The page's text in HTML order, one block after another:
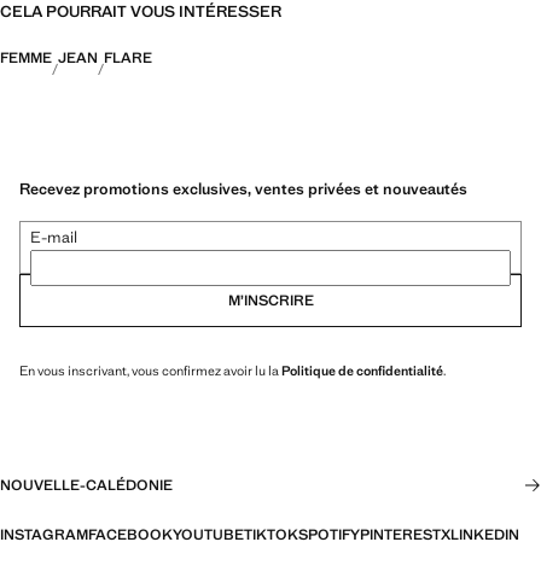
CELA POURRAIT VOUS INTÉRESSER
FEMME JEAN FLARE
Recevez promotions exclusives, ventes privées et nouveautés
E-mail
M’INSCRIRE
En vous inscrivant, vous confirmez avoir lu la Politique de confidentialité.
NOUVELLE-CALÉDONIE
INSTAGRAMFACEBOOKYOUTUBETIKTOKSPOTIFYPINTERESTXLINKEDIN